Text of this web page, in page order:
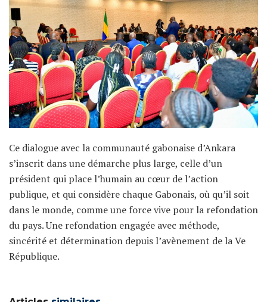
Ce dialogue avec la communauté gabonaise d’Ankara
s’inscrit dans une démarche plus large, celle d’un
président qui place l’humain au cœur de l’action
publique, et qui considère chaque Gabonais, où qu’il soit
dans le monde, comme une force vive pour la refondation
du pays. Une refondation engagée avec méthode,
sincérité et détermination depuis l’avènement de la Ve
République.